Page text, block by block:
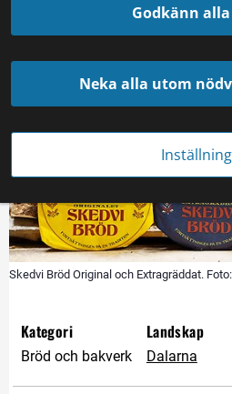
Godkänn
Neka alla utom
och
Skedvi Bröd Original och Extragräddat.
Kategori
Bröd och bakverk
Landskap
Dalarna